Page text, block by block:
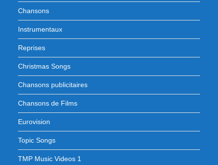
Chansons
Instrumentaux
Reprises
Christmas Songs
Chansons publicitaires
Chansons de Films
Eurovision
Topic Songs
TMP Music Videos 1